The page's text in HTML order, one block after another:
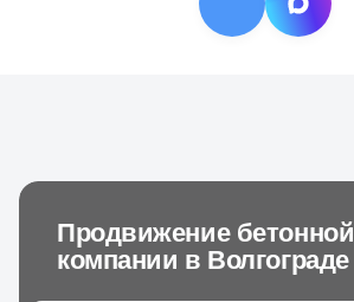
Продвижение бетонной
компании в Волгограде